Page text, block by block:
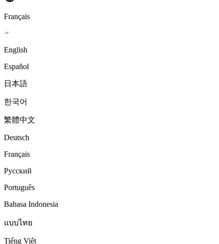
Français
English
Español
日本語
한국어
繁體中文
Deutsch
Français
Русский
Português
Bahasa Indonesia
แบบไทย
Tiếng Việt